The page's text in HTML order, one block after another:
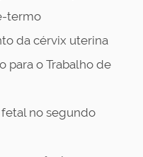
termo
da cérvix uterina
para o Trabalho de
no segundo